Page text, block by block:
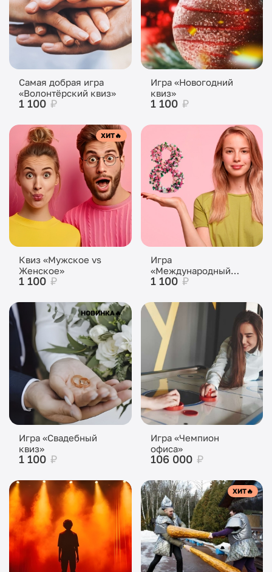
Самая добрая игра
«Волонтёрский квиз»
1 100 ₽
Игра «Новогодний
квиз»
1 100 ₽
ХИТ🔥
Квиз «Мужское vs
Женское»
1 100 ₽
Игра
«Международный
Женский Квиз»
1 100 ₽
НОВИНКА🔥
Игра «Свадебный
квиз»
1 100 ₽
Игра «Чемпион
офиса»
106 000 ₽
ХИТ🔥